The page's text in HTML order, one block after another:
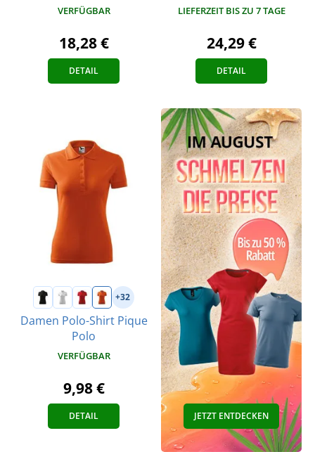
VERFÜGBAR
18,28 €
DETAIL
LIEFERZEIT BIS ZU 7 TAGE
24,29 €
DETAIL
+32
Damen Polo-Shirt Pique
Polo
VERFÜGBAR
9,98 €
DETAIL JETZT ENTDECKEN